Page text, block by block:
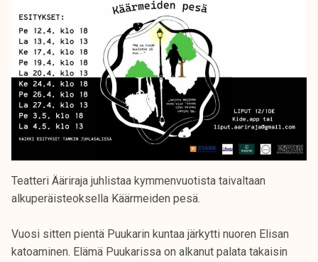
Teatteri Ääriraja juhlistaa kymmenvuotista taivaltaan
alkuperäisteoksella Käärmeiden pesä.
Vuosi sitten pientä Puukarin kuntaa järkytti nuoren Elisan
katoaminen. Elämä Puukarissa on alkanut palata takaisin